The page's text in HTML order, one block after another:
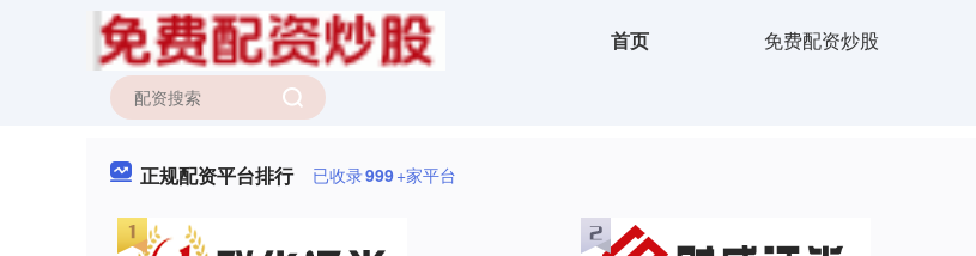
首页 免费配资炒股
正规配资平台排行 已收录999+家平台